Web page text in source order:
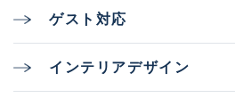
ゲスト対応
インテリアデザイン